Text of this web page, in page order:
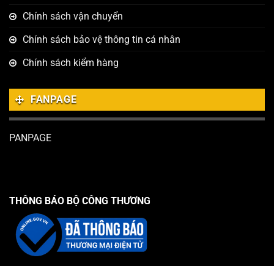
Chính sách vận chuyển
Chính sách bảo vệ thông tin cá nhân
Chính sách kiểm hàng
FANPAGE
PANPAGE
THÔNG BÁO BỘ CÔNG THƯƠNG